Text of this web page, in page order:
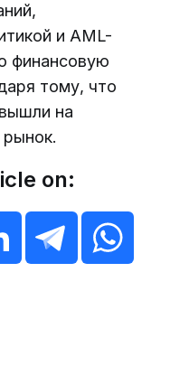
и AML-
финансовую
тому, что
на
on: